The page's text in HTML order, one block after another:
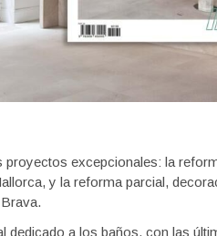
excepcionales: la
y la reforma parcial,
dedicado a los baños, con las